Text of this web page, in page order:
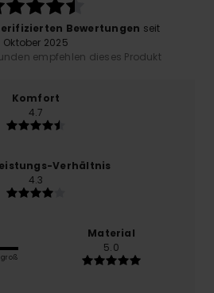
Bewertungen seit
Oktober 2025
empfehlen dieses Produkt
Komfort
4.7
Verhältnis
4.3
groß
Material
5.0